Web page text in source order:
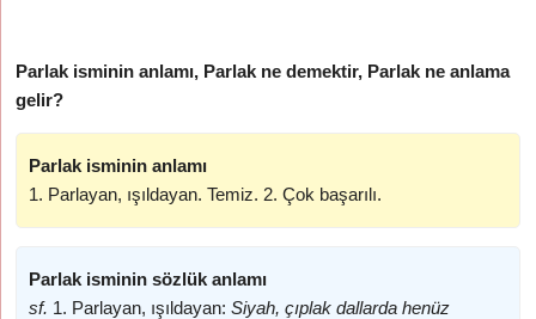
Parlak isminin anlamı, Parlak ne demektir, Parlak ne anlama
gelir?
Parlak isminin anlamı
1. Parlayan, ışıldayan. Temiz. 2. Çok başarılı.
Parlak isminin sözlük anlamı
sf. 1. Parlayan, ışıldayan: Siyah, çıplak dallarda henüz